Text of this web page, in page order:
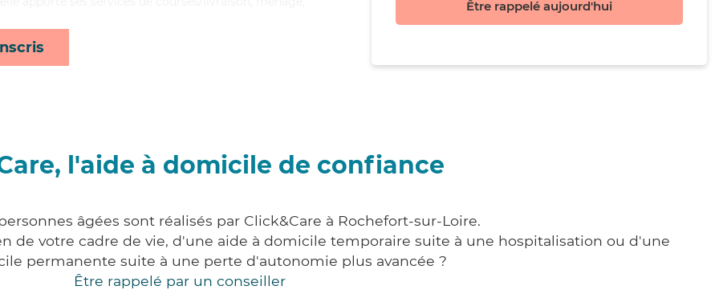
Être rappelé aujourd'hui
l'aide à domicile de confiance
âgées sont réalisés par Click&Care à Rochefort-sur-Loire.
de votre cadre de vie, d'une aide à domicile temporaire suite à une hospitalisation ou d'une
permanente suite à une perte d'autonomie plus avancée ?
Être rappelé par un conseiller